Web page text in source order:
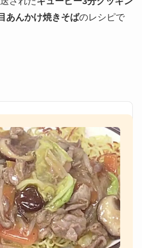
あんかけ焼きそばのレシピで